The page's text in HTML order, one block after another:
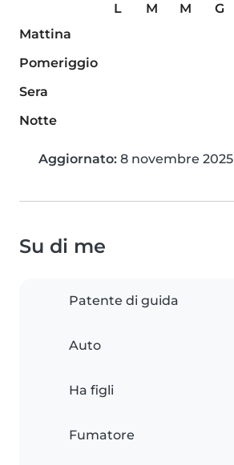
L M M G
Mattina
Pomeriggio
Sera
Notte
Aggiornato: 8 novembre 2025
Su di me
Patente di guida
Auto
Ha figli
Fumatore